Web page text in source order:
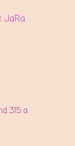
JaRa
315 a